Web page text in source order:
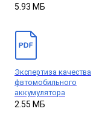
5.93 МБ
Экспертиза качества
фвтомобильного
аккумулятора
2.55 МБ